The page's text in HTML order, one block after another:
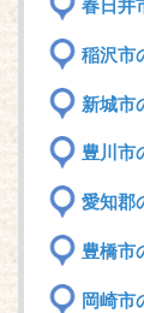
春日井
稲沢市
新城市
豊川市
愛知郡
豊橋市
岡崎市